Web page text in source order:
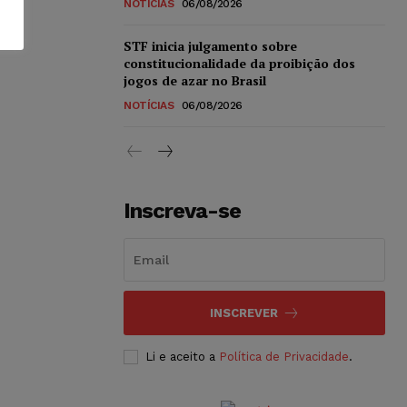
NOTÍCIAS 06/08/2026
STF inicia julgamento sobre
constitucionalidade da proibição dos
jogos de azar no Brasil
NOTÍCIAS 06/08/2026
Inscreva-se
INSCREVER
Li e aceito a Política de Privacidade.